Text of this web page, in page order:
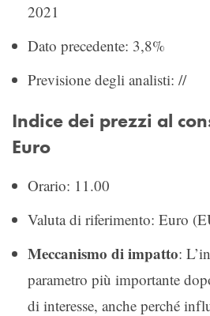
2021
Dato precedente: 3,8%
Previsione degli analisti: //
Indice dei prezzi al
Euro
Orario: 11.00
Valuta di riferimento: Euro
Meccanismo di impatto:
parametro più importante
di interesse, anche perché